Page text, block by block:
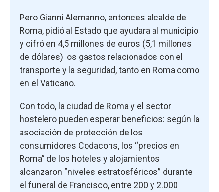
Pero Gianni Alemanno, entonces alcalde de
Roma, pidió al Estado que ayudara al municipio
y cifró en 4,5 millones de euros (5,1 millones
de dólares) los gastos relacionados con el
transporte y la seguridad, tanto en Roma como
en el Vaticano.
Con todo, la ciudad de Roma y el sector
hostelero pueden esperar beneficios: según la
asociación de protección de los
consumidores Codacons, los “precios en
Roma” de los hoteles y alojamientos
alcanzaron “niveles estratosféricos” durante
el funeral de Francisco, entre 200 y 2.000